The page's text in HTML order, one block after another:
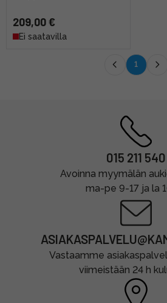
209,00 €
Ei saatavilla
1
015 211 540
Avoinna myymälän
ma-pe 9-17 ja la
Vastaamme
viimeistään 24 h